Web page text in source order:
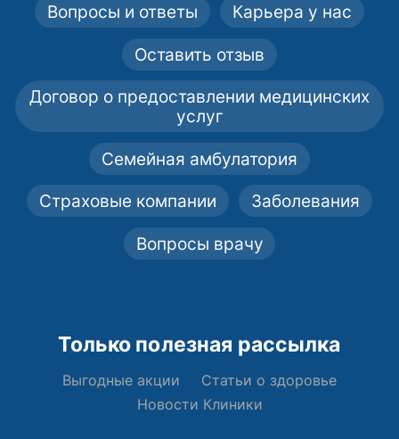
Вопросы и ответы Карьера у нас
Оставить отзыв
Договор о предоставлении медицинских
услуг
Семейная амбулатория
Страховые компании Заболевания
Вопросы врачу
Только полезная рассылка
Выгодные акции
Статьи о здоровье
Новости Клиники